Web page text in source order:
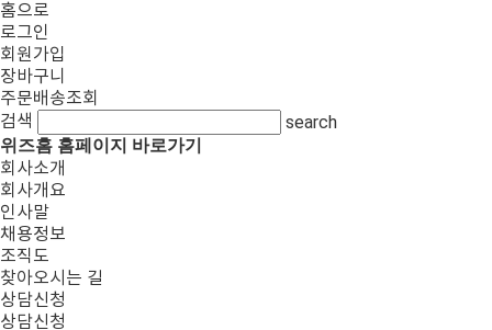
홈으로
로그인
회원가입
장바구니
주문배송조회
검색
search
위즈홈 홈페이지 바로가기
회사소개
회사개요
인사말
채용정보
조직도
찾아오시는 길
상담신청
상담신청